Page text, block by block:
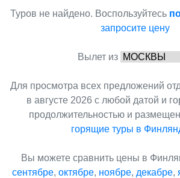
Туров не найдено. Воспользуйтесь
запросите цену
Вылет из
Для просмотра всех предложений
в августе 2026 с любой датой и
продолжительностью и
горящие туры в
Вы можете сравнить цены в
сентябре, октябре, ноябре, декабре,